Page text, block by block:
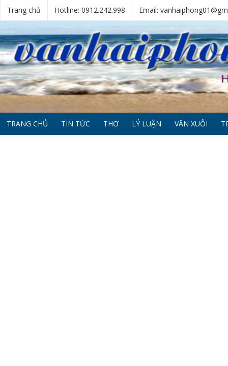
Trang chủ Hotline: 0912.242.998 Email:
TRANG CHỦ TIN TỨC THƠ LÝ LUẬN VĂN XUÔI